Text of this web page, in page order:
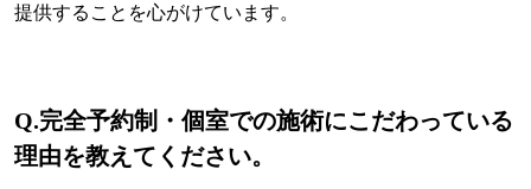
提供することを心がけています。
Q.完全予約制・個室での施術にこだわっている
理由を教えてください。